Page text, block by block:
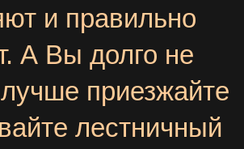
и правильно
А Вы долго не
приезжайте
лестничный